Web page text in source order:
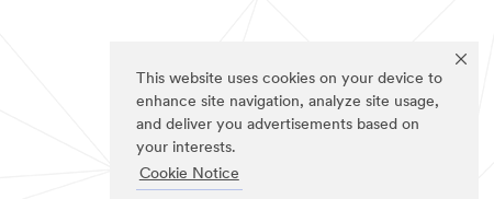
This website uses cookies on your device to
enhance site navigation, analyze site usage,
and deliver you advertisements based on
your interests.
Cookie Notice